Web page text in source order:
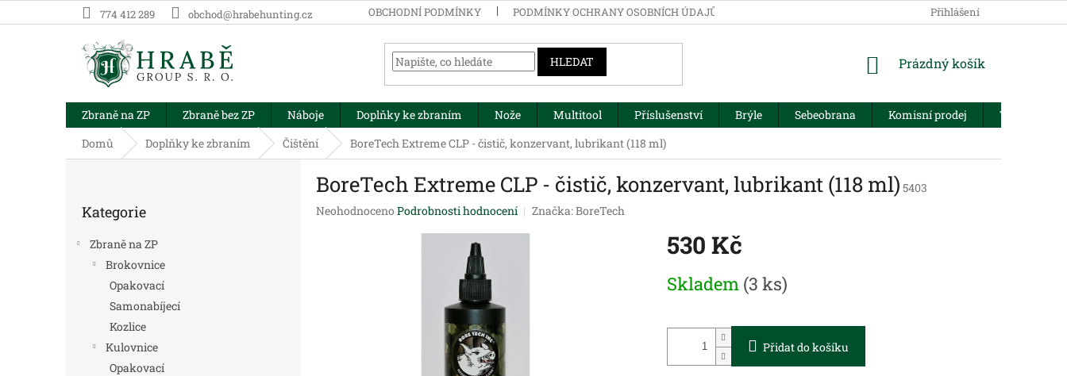
na
774 412 289 obchod@hrabehunting.cz OBCHODNÍ PODMÍNKY PODMÍNKY OCHRANY OSOBNÍCH ÚDAJŮ Přihlášení
HLEDAT
NÁKUPNÍ
Prázdný košík
Zbraně na ZP Zbraně bez ZP Náboje Doplňky ke zbraním Nože Multitool Příslušenství Brýle Sebeobrana Komisní prodej
Trezory
Domů
Doplňky ke zbraním Čištění BoreTech Extreme CLP - čistič, konzervant, lubrikant (118 ml)
kategorie
Kategorie
Zbraně na ZP
Brokovnice
Opakovací
Samonabíjecí
Kozlice
Kulovnice
Opakovací
BoreTech Extreme CLP - čistič, konzervant, lubrikant (118 ml) 5403
Průměrné
Neohodnoceno Podrobnosti hodnocení Značka:BoreTech
530 Kč
cena:
Skladem (3 ks)
Přidat do košíku